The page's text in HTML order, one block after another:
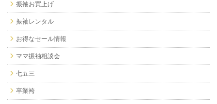
振袖お買上げ
振袖レンタル
お得なセール情報
ママ振袖相談会
七五三
卒業袴